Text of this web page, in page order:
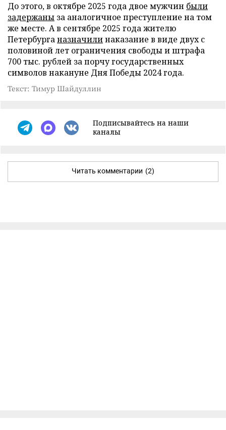
До этого, в октябре 2025 года двое мужчин были
задержаны за аналогичное преступление на том
же месте. А в сентябре 2025 года жителю
Петербурганазначилинаказание в виде двух с
половиной лет ограничения свободы и штрафа
700 тыс. рублей за порчу государственных
символов накануне Дня Победы 2024 года.
Текст: Тимур Шайдуллин
Подписывайтесь на наши
каналы
Читать комментарии (2)